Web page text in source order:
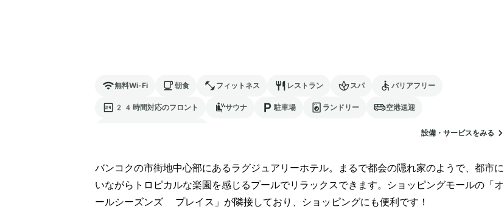
無料Wi-Fi 朝食 フィットネス レストラン スパ バリアフリー
24時間対応のフロント サウナ 駐車場 ランドリー 空港送迎
設備・サービスをみる
バンコクの市街地中心部にあるラグジュアリーホテル。まるで都会の隠れ家のようで、都市に
いながらトロピカルな楽園を感じるプールでリラックスできます。ショッピングモールの「オ
ールシーズンズ プレイス」が隣接しており、ショッピングにも便利です！